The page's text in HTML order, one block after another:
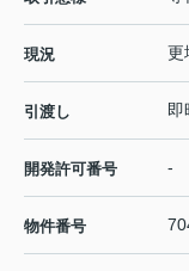
現況 更
引渡し 即
開発許可番号 -
物件番号